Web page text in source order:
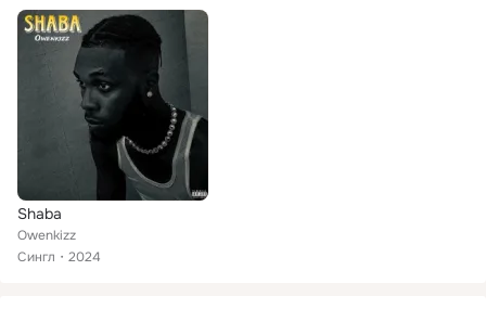
Shaba
Owenkizz
Сингл
2024